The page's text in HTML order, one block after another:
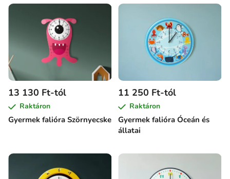
Gyermek falióra Szörnyecske
13 130 Ft-tól
Raktáron
Gyermek falióra Óceán és
állatai
11 250 Ft-tól
Raktáron